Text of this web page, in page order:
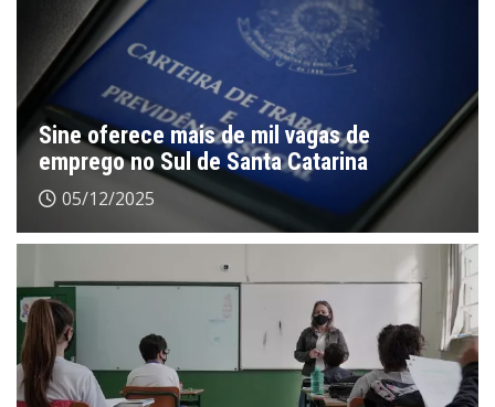
Sine oferece mais de mil vagas de
emprego no Sul de Santa Catarina
05/12/2025